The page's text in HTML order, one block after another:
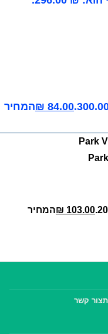
₪ 84.00
המחיר
₪ 103.00
המחיר
צור קשר